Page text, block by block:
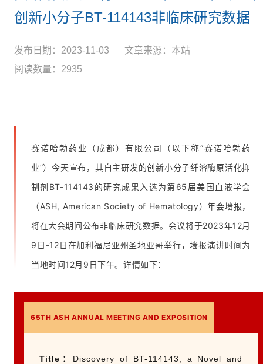
创新小分子BT-114143非临床研究数据
发布日期：2023-11-03
文章来源：本站
阅读数量：2935
赛诺哈勃药业（成都）有限公司（以下称“赛诺哈勃药
业”）今天宣布，其自主研发的创新小分子纤溶酶原活化抑
制剂BT-114143的研究成果入选为第65届美国血液学会
（ASH, American Society of Hematology）年会墙报，
将在大会期间公布非临床研究数据。会议将于2023年12月
9日-12日在加利福尼亚州圣地亚哥举行，墙报演讲时间为
当地时间12月9日下午。详情如下：
65TH ASH ANNUAL MEETING AND EXPOSITION
Title ： Discovery of BT-114143, a Novel and